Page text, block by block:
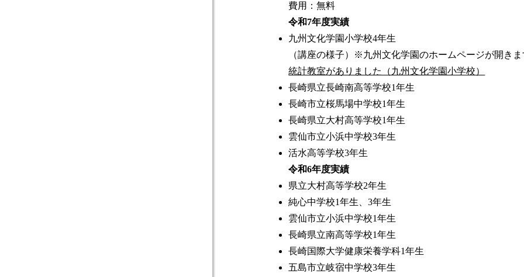
費用：無料
令和7年度実績
九州文化学園小学校4年生
（講座の様子）※九州文化学園のホームページが開き
統計教室がありました（九州文化学園小学校）
長崎県立長崎南高等学校1年生
長崎市立桜馬場中学校1年生
長崎県立大村高等学校1年生
雲仙市立小浜中学校3年生
活水高等学校3年生
令和6年度実績
県立大村高等学校2年生
純心中学校1年生、3年生
雲仙市立小浜中学校1年生
長崎県立南高等学校1年生
長崎国際大学健康栄養学科1年生
五島市立岐宿中学校3年生